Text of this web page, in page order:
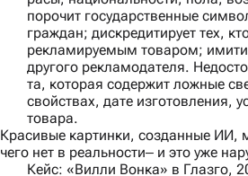
порочит государственные
граждан; дискредитирует тех,
рекламируемым товаром;
другого рекламодателя.
та, которая содержит ложные
свойствах, дате изготовления,
товара.
Красивые картинки, созданные ИИ,
чего нет в реальности‒ и это уже
Кейс: «Вилли Вонка» в Глазго,